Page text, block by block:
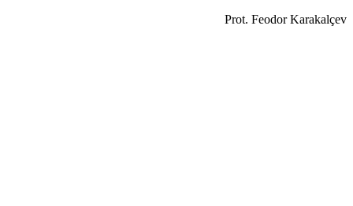
Prot. Feodor Karakalçev